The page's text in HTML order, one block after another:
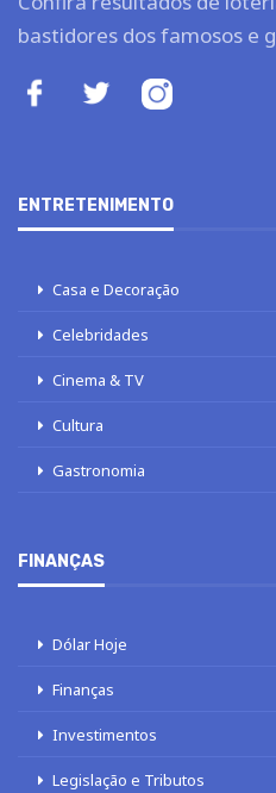
bastidores dos famosos e
ENTRETENIMENTO
Casa e Decoração
Celebridades
Cinema & TV
Cultura
Gastronomia
FINANÇAS
Dólar Hoje
Finanças
Investimentos
Legislação e Tributos